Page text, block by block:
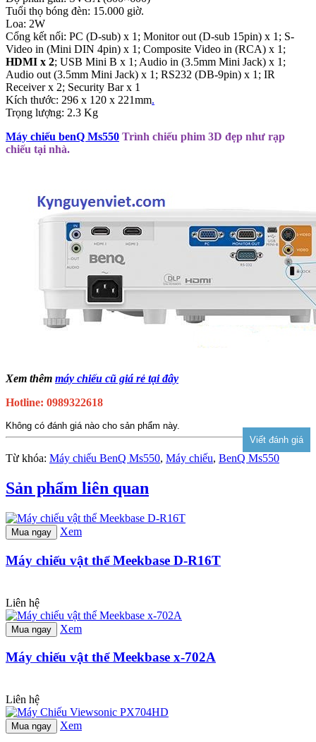
Tuổi thọ bóng đèn: 15.000 giờ.
Loa: 2W
Cổng kết nối: PC (D-sub) x 1; Monitor out (D-sub 15pin) x 1; S-
Video in (Mini DIN 4pin) x 1; Composite Video in (RCA) x 1;
HDMI x 2; USB Mini B x 1; Audio in (3.5mm Mini Jack) x 1;
Audio out (3.5mm Mini Jack) x 1; RS232 (DB-9pin) x 1; IR
Receiver x 2; Security Bar x 1
Kích thước: 296 x 120 x 221mm.
Trọng lượng: 2.3 Kg
Máy chiếu benQ Ms550 Trình chiếu phim 3D đẹp như rạp
chiếu tại nhà.
Xem thêm máy chiếu cũ giá rẻ tại đây
Hotline: 0989322618
Không có đánh giá nào cho sản phẩm này.
Từ khóa: Máy chiếu BenQ Ms550, Máy chiếu, BenQ Ms550
Sản phẩm liên quan
Mua ngay Xem
Máy chiếu vật thể Meekbase D-R16T
Liên hệ
Mua ngay Xem
Máy chiếu vật thể Meekbase x-702A
Liên hệ
Mua ngay Xem